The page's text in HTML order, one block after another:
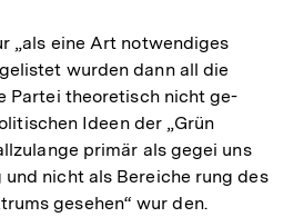
„als eine Art notwendiges
wurden dann all die
Partei theoretisch nicht ge-
Ideen der „Grün
primär als gegei uns
nicht als Bereiche rung des
gesehen“ wur den.